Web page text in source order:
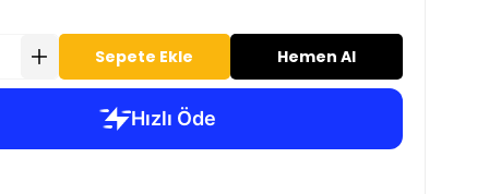
Sepete Ekle Hemen Al